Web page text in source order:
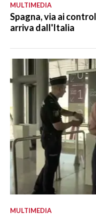
MULTIMEDIA
Spagna, via ai
arriva dall'Italia
MULTIMEDIA